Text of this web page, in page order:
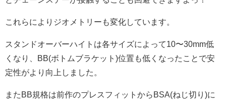
これらによりジオメトリーも変化しています。
スタンドオーバーハイトは各サイズによって10〜30mm低
くなり、BB(ボトムブラケット)位置も低くなったことで安
定性がより向上しました。
またBB規格は前作のプレスフィットからBSA(ねじ切り)に